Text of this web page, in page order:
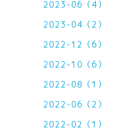
2023-06（4）
2023-04（2）
2022-12（6）
2022-10（6）
2022-08（1）
2022-06（2）
2022-02（1）